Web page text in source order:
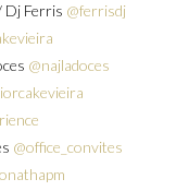
Dj Ferris @ferrisdj
@najladoces
@office_convites